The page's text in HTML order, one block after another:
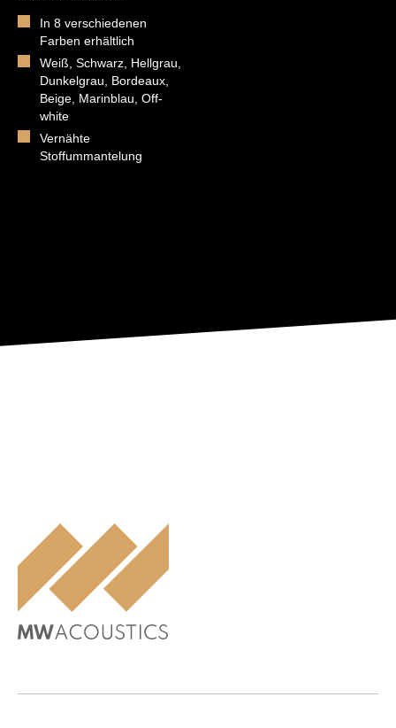
In 8 verschiedenen
Farben erhältlich
Weiß, Schwarz, Hellgrau,
Dunkelgrau, Bordeaux,
Beige, Marinblau, Off-
white
Vernähte
Stoffummantelung